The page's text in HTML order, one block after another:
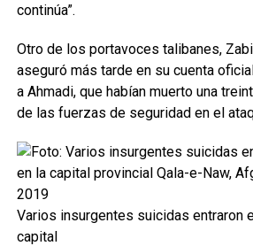
continúa”.
Otro de los portavoces talibanes,
aseguró más tarde en su cuenta
a Ahmadi, que habían muerto una
de las fuerzas de seguridad en el
Varios insurgentes suicidas entraron
capital